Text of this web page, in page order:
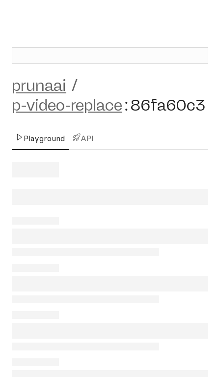
prunaai /
p-video-replace:86fa60c3
Playground API